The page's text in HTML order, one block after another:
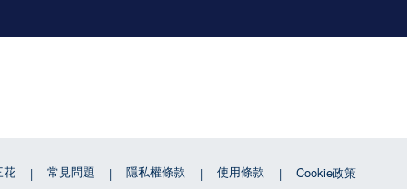
花 常見問題 隱私權條款 使用條款 Cookie政策